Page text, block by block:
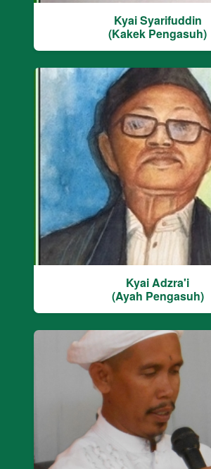
Kyai Syarifuddin
(Kakek Pengasuh)
Kyai Adzra'i
(Ayah Pengasuh)